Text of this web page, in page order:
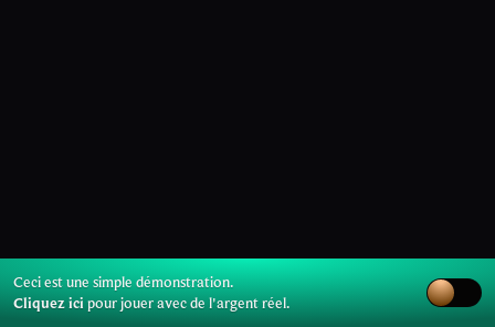
Ceci est une simple démonstration.
Cliquez ici pour jouer avec de l'argent réel.